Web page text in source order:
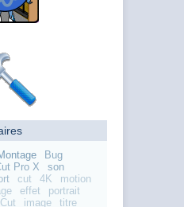
Bug
Pro X
son
cut 4K
motion
effet
portrait
image
titre